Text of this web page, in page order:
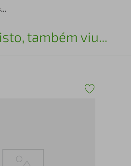
também viu...